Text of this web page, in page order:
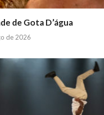
de Gota D’água
de 2026